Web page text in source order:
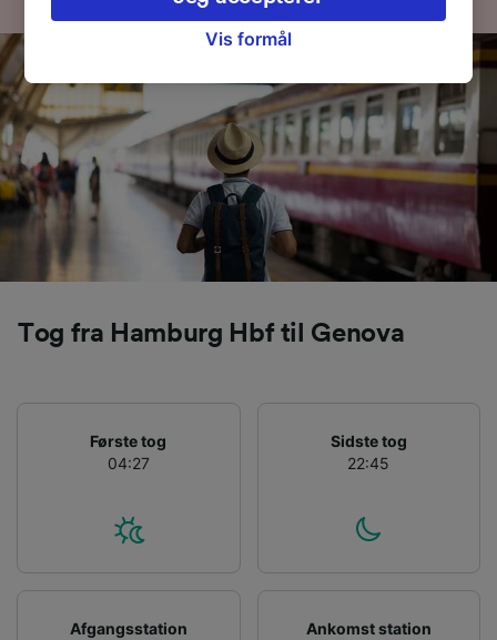
Tog fra Hamburg Hbf til Genova
Første tog
04:27
Sidste tog
22:45
Afgangsstation
Ankomst station
legitim interesse bruges, eller når som helst på
siden om privatlivspolitik. Disse valg
browsingdata. Dine data vil ikke blive brugt til
sporingsformål, hvis du har bedt os om ikke at
spore dig.
Vi og vores partnere behandler data for at
levere:
Bruge præcise geografiske
placeringsoplysninger. Aktivt scanne
enhedskarakteristika til identifikation.
enhed. Tilpasset annoncering og indhold,
annoncerings- og indholdsmåling,
Liste over partnere (leverandører)
Vis formål